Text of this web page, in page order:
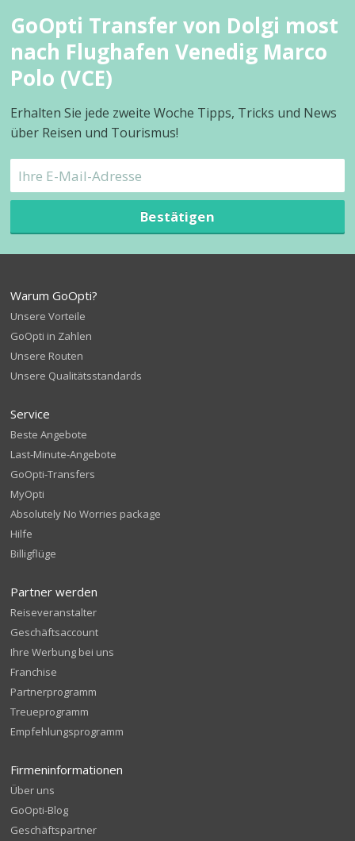
GoOpti Transfer von Dolgi most
nach Flughafen Venedig Marco
Polo (VCE)
Erhalten Sie jede zweite Woche Tipps, Tricks und News
über Reisen und Tourismus!
Bestätigen
Warum GoOpti?
Unsere Vorteile
GoOpti in Zahlen
Unsere Routen
Unsere Qualitätsstandards
Service
Beste Angebote
Last-Minute-Angebote
GoOpti-Transfers
MyOpti
Absolutely No Worries package
Hilfe
Billigflüge
Partner werden
Reiseveranstalter
Geschäftsaccount
Ihre Werbung bei uns
Franchise
Partnerprogramm
Treueprogramm
Empfehlungsprogramm
Firmeninformationen
Über uns
GoOpti-Blog
Geschäftspartner